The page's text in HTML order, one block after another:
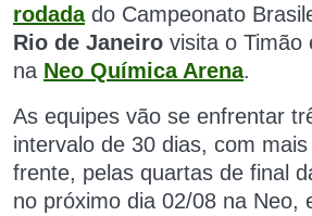
rodadado Campeonato
Rio de Janeiro visita o Timão
na Neo Química Arena.
As equipes vão se enfrentar
intervalo de 30 dias, com
frente, pelas quartas de final
no próximo dia 02/08 na Neo,